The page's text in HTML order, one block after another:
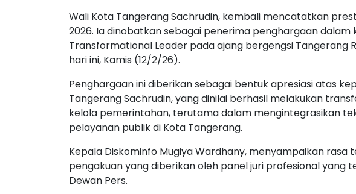
Wali Kota Tangerang Sachrudin, kembali mencatatkan
2026. Ia dinobatkan sebagai penerima penghargaan dalam
Transformational Leader pada ajang bergengsi Tangerang
hari ini, Kamis (12/2/26).
Penghargaan ini diberikan sebagai bentuk apresiasi atas
Tangerang Sachrudin, yang dinilai berhasil melakukan
kelola pemerintahan, terutama dalam mengintegrasikan
pelayanan publik di Kota Tangerang.
Kepala Diskominfo Mugiya Wardhany, menyampaikan rasa
pengakuan yang diberikan oleh panel juri profesional yang
Dewan Pers.